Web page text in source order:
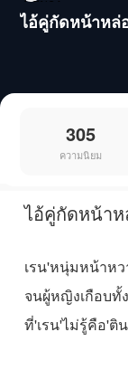
ไอ้คู่กัดหน้าหล่
305
ความนิยม
ไอ้คู่กัดหน้า
เรน'หนุ่มหน้าห
จนผู้หญิงเกือบทั้
ที่'เรน'ไม่รู้คือ'ติ